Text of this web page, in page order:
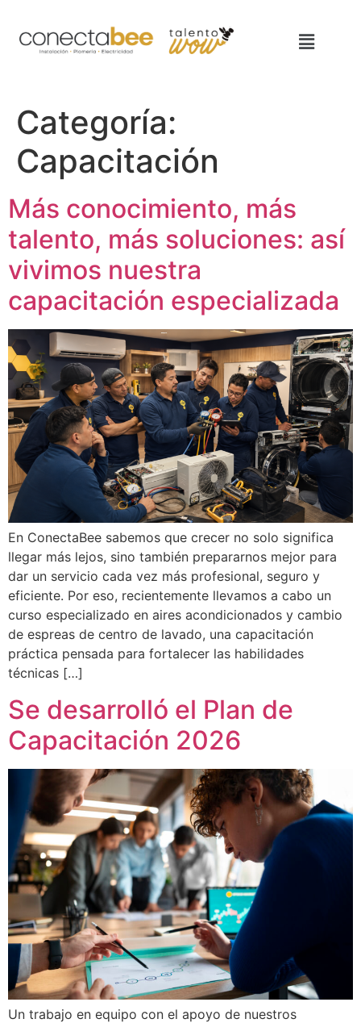
Categoría:
Capacitación
Más conocimiento, más
talento, más soluciones: así
vivimos nuestra
capacitación especializada
En ConectaBee sabemos que crecer no solo significa
llegar más lejos, sino también prepararnos mejor para
dar un servicio cada vez más profesional, seguro y
eficiente. Por eso, recientemente llevamos a cabo un
curso especializado en aires acondicionados y cambio
de espreas de centro de lavado, una capacitación
práctica pensada para fortalecer las habilidades
técnicas […]
Se desarrolló el Plan de
Capacitación 2026
Un trabajo en equipo con el apoyo de nuestros